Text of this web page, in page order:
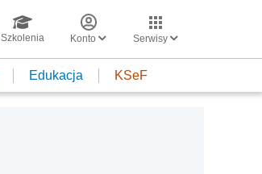
Szkolenia Konto Serwisy
Edukacja KSeF